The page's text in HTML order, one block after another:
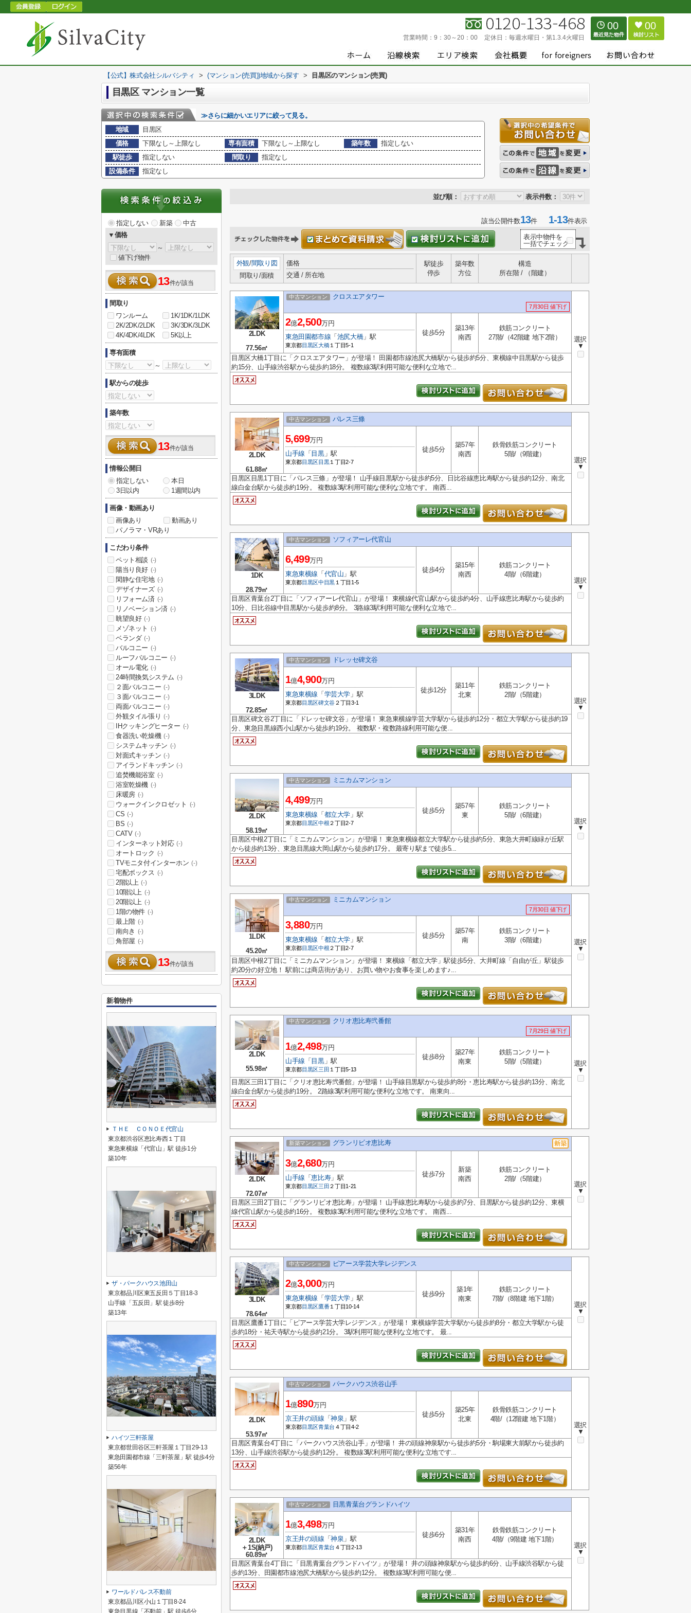
営業時間： 9：30～20：00 定休日： 毎週水曜日・第1.3.4火曜日
00 00
【公式】株式会社シルバシティ > (マンション(売買))地域から探す > 目黒区のマンション(売買)
目黒区 マンション一覧
≫さらに細かいエリアに絞って見る。
地域
目黒区
価格
下限なし～上限なし 専有面積 下限なし～上限なし 築年数
指定しない
駅徒歩
指定しない 間取り
指定なし
設備条件
指定なし
並び順： 表示件数：
該当公開件数13件1-13件表示
表示中物件を
一括でチェック
外観/間取り図
間取り/面積
価格
交通 / 所在地
駅徒歩
停歩
築年数
方位
構造
所在階 / （階建）
2LDK
77.56㎡
中古マンション クロスエアタワー
7月30日 値下げ
選択
▼
2億2,500万円
東急田園都市線 「 池尻大橋」駅
東京都目黒区大橋１丁目5-1
徒歩5分
築13年
南西
鉄筋コンクリート
27階/（42階建 地下2階）
目黒区大橋1丁目に「クロスエアタワー」が登場！ 田園都市線池尻大橋駅から徒歩約5分、東横線中目黒駅から徒歩
約15分、山手線渋谷駅から徒歩約18分。 複数線3駅利用可能な便利な立地で...
2LDK
61.88㎡
中古マンション パレス三條
選択
▼
5,699万円
山手線 「 目黒」駅
東京都目黒区目黒１丁目2-7
徒歩5分
築57年
南西
鉄骨鉄筋コンクリート
5階/（9階建）
目黒区目黒1丁目に「パレス三條」が登場！ 山手線目黒駅から徒歩約5分、日比谷線恵比寿駅から徒歩約12分、南北
線白金台駅から徒歩約19分。 複数線3駅利用可能な便利な立地です。 南西...
1DK
28.79㎡
中古マンション ソフィアーレ代官山
選択
▼
6,499万円
東急東横線 「 代官山 」駅
東京都目黒区中目黒１丁目1-5
徒歩4分
築15年
南西
鉄筋コンクリート
4階/（6階建）
目黒区青葉台2丁目に「ソフィアーレ代官山」が登場！ 東横線代官山駅から徒歩約4分、山手線恵比寿駅から徒歩約
10分、日比谷線中目黒駅から徒歩約8分。 3路線3駅利用可能な便利な立地で...
3LDK
72.85㎡
中古マンション ドレッセ碑文谷
選択
▼
1億4,900万円
東急東横線 「 学芸大学 」駅
東京都目黒区碑文谷２丁目3-1
徒歩12分
築11年
北東
鉄筋コンクリート
2階/（5階建）
目黒区碑文谷2丁目に「ドレッセ碑文谷」が登場！ 東急東横線学芸大学駅から徒歩約12分・都立大学駅から徒歩約19
分、東急目黒線西小山駅から徒歩約19分。 複数駅・複数路線利用可能な便...
2LDK
58.19㎡
中古マンション ミニカムマンション
選択
▼
4,499万円
東急東横線 「 都立大学 」駅
東京都目黒区中根 ２丁目2-7
徒歩5分
築57年
東
鉄筋コンクリート
5階/（6階建）
目黒区中根2丁目に「ミニカムマンション」が登場！ 東急東横線都立大学駅から徒歩約5分、東急大井町線緑が丘駅
から徒歩約13分、東急目黒線大岡山駅から徒歩約17分。 最寄り駅まで徒歩5...
1LDK
45.20㎡
中古マンション ミニカムマンション
7月30日 値下げ
選択
▼
3,880万円
東急東横線 「 都立大学 」駅
東京都目黒区中根 ２丁目2-7
徒歩5分
築57年
南
鉄筋コンクリート
3階/（6階建）
目黒区中根2丁目に「ミニカムマンション」が登場！ 東横線「都立大学」駅徒歩5分、大井町線「自由が丘」駅徒歩
約20分の好立地！ 駅前には商店街があり、お買い物やお食事を楽しめます♪...
2LDK
55.98㎡
中古マンション クリオ恵比寿弐番館
7月29日 値下げ
選択
▼
1億2,498万円
山手線 「 目黒」駅
東京都目黒区三田 １丁目5-13
徒歩8分
築27年
南東
鉄筋コンクリート
5階/（5階建）
目黒区三田1丁目に「クリオ恵比寿弐番館」が登場！ 山手線目黒駅から徒歩約8分・恵比寿駅から徒歩約13分、南北
線白金台駅から徒歩約19分。 2路線3駅利用可能な便利な立地です。 南東向...
2LDK
72.07㎡
新築マンション グランリビオ恵比寿
選択
▼
3億2,680万円
山手線 「恵比寿」駅
東京都目黒区三田 ２丁目1-21
徒歩7分
新築
南西
鉄筋コンクリート
2階/（5階建）
目黒区三田2丁目に「グランリビオ恵比寿」が登場！ 山手線恵比寿駅から徒歩約7分、目黒駅から徒歩約12分、東横
線代官山駅から徒歩約16分。 複数線3駅利用可能な便利な立地です。 南西...
3LDK
78.64㎡
中古マンション ピアース学芸大学レジデンス
選択
▼
2億3,000万円
東急東横線 「 学芸大学 」駅
東京都目黒区鷹番１丁目10-14
徒歩9分
築1年
南東
鉄筋コンクリート
7階/（8階建 地下1階）
目黒区鷹番1丁目に「ピアース学芸大学レジデンス」が登場！ 東横線学芸大学駅から徒歩約8分・都立大学駅から徒
歩約18分・祐天寺駅から徒歩約21分。 3駅利用可能な便利な立地です。 最...
2LDK
53.97㎡
中古マンション パークハウス渋谷山手
選択
▼
1億890万円
京王井の頭線 「神泉 」駅
東京都目黒区青葉台 ４丁目4-2
徒歩5分
築25年
北東
鉄骨鉄筋コンクリート
4階/（12階建 地下1階）
目黒区青葉台4丁目に「パークハウス渋谷山手」が登場！ 井の頭線神泉駅から徒歩約5分・駒場東大前駅から徒歩約
13分、山手線渋谷駅から徒歩約12分。 複数線3駅利用可能な便利な立地です...
2LDK
＋1S(納戸)
60.89㎡
中古マンション 目黒青葉台グランドハイツ
選択
▼
1億3,498万円
京王井の頭線 「神泉 」駅
東京都目黒区青葉台 ４丁目2-13
徒歩6分
築31年
南西
鉄骨鉄筋コンクリート
4階/（9階建 地下1階）
目黒区青葉台4丁目に「目黒青葉台グランドハイツ」が登場！ 井の頭線神泉駅から徒歩約6分、山手線渋谷駅から徒
歩約13分、田園都市線池尻大橋駅から徒歩約12分。 複数線3駅利用可能な便...
指定しない 新築
中古
▼価格
～
値下げ物件
13件が該当
間取り
ワンルーム
1K/1DK/1LDK
2K/2DK/2LDK
3K/3DK/3LDK
4K/4DK/4LDK
5K以上
専有面積
～
駅からの徒歩
築年数
13件が該当
情報公開日
指定しない
本日
3日以内
1週間以内
画像・動画あり
画像あり
動画あり
パノラマ・VRあり
こだわり条件
ペット相談 (-)
陽当り良好 (-)
閑静な住宅地 (-)
デザイナーズ (-)
リフォーム済 (-)
リノベーション済 (-)
眺望良好 (-)
メゾネット (-)
ベランダ (-)
バルコニー (-)
ルーフバルコニー (-)
オール電化 (-)
24時間換気システム (-)
２面バルコニー (-)
３面バルコニー (-)
両面バルコニー (-)
外観タイル張り (-)
IHクッキングヒーター (-)
食器洗い乾燥機 (-)
システムキッチン (-)
対面式キッチン (-)
アイランドキッチン (-)
追焚機能浴室 (-)
浴室乾燥機 (-)
床暖房 (-)
ウォークインクロゼット (-)
CS (-)
BS (-)
CATV (-)
インターネット対応 (-)
オートロック (-)
TVモニタ付インターホン (-)
宅配ボックス (-)
2階以上 (-)
10階以上 (-)
20階以上 (-)
1階の物件 (-)
最上階 (-)
南向き (-)
角部屋 (-)
13件が該当
新着物件
ＴＨＥ ＣＯＮＯＥ代官山
東京都渋谷区恵比寿西１丁目
東急東横線「代官山」駅 徒歩1分
築10年
ザ・パークハウス池田山
東京都品川区東五反田５丁目18-3
山手線「五反田」駅 徒歩8分
築13年
ハイツ三軒茶屋
東京都世田谷区三軒茶屋１丁目29-13
東急田園都市線「三軒茶屋」駅 徒歩4分
築56年
ワールドパレス不動前
東京都品川区小山１丁目8-24
東急目黒線「不動前」駅 徒歩6分